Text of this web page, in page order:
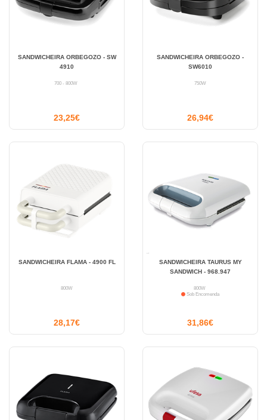
SANDWICHEIRA ORBEGOZO - SW
4910
700 - 800W
23,25€
SANDWICHEIRA ORBEGOZO -
SW6010
750W
26,94€
SANDWICHEIRA FLAMA - 4900 FL
800W
28,17€
SANDWICHEIRA TAURUS MY
SANDWICH - 968.947
800W
Sob Encomenda
31,86€